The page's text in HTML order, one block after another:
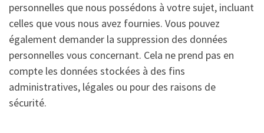
personnelles que nous possédons à votre sujet, incluant
celles que vous nous avez fournies. Vous pouvez
également demander la suppression des données
personnelles vous concernant. Cela ne prend pas en
compte les données stockées à des fins
administratives, légales ou pour des raisons de
sécurité.